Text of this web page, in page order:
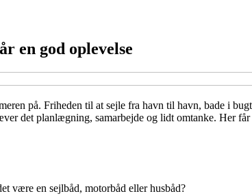
en god oplevelse
på. Friheden til at sejle fra havn til havn, bade i
det planlægning, samarbejde og lidt omtanke. Her
være en sejlbåd, motorbåd eller husbåd?